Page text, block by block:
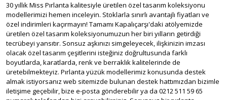
30 yıllık Miss Pırlanta kalitesiyle üretilen özel tasarım koleksiyonu
modellerimizi hemen inceleyin. Stoklarla sınırlı avantajlı fiyatları ve
özel indirimleri kaçırmayın! Tamamı Kapalıçarşı'daki atölyemizde
üretilen özel tasarım koleksiyonumuzun her biri yılların getirdiği
tecrübeyi yansıtır. Sonsuz aşkınızı simgeleyecek, ilişkinizin imzası
olacak özel tasarım çeşitlerini isteğiniz doğrultusunda farklı
boyutlarda, karatlarda, renk ve berraklık kalitelerinde de
üretebilmekteyiz. Pırlanta yüzük modellerimiz konusunda destek
almak istiyorsanız web sitemizde bulunan destek hattımızdan bizimle
iletişime geçebilir, bize e-posta gönderebilir ya da 0212 511 59 65